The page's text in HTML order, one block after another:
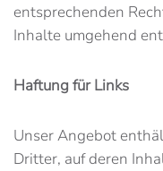
entsprechenden
Inhalte umgehend
Haftung für Links
Unser Angebot
Dritter, auf deren